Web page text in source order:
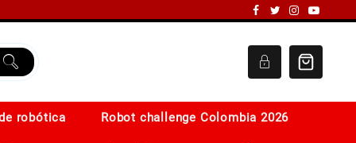
robótica Robot challenge Colombia 2026